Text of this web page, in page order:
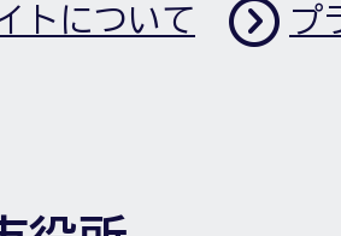
トについて プ